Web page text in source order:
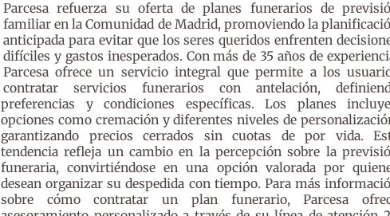
Parcesa refuerza su oferta de planes funerarios de
familiar en la Comunidad de Madrid, promoviendo la
anticipada para evitar que los seres queridos enfrenten
difíciles y gastos inesperados. Con más de 35 años de
Parcesa ofrece un servicio integral que permite a los
contratar servicios funerarios con antelación,
preferencias y condiciones específicas. Los planes
opciones como cremación y diferentes niveles de
garantizando precios cerrados sin cuotas de por vida.
tendencia refleja un cambio en la percepción sobre la
funeraria, convirtiéndose en una opción valorada por
desean organizar su despedida con tiempo. Para más
sobre cómo contratar un plan funerario, Parcesa